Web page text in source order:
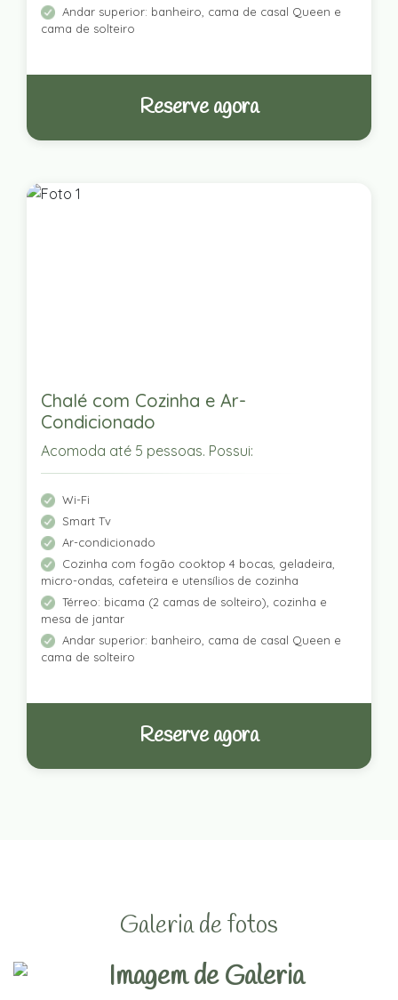
Andar superior: banheiro, cama de casal Queen e
cama de solteiro
Reserve agora
Chalé com Cozinha e Ar-
Condicionado
Acomoda até 5 pessoas. Possui:
Wi-Fi
Smart Tv
Ar-condicionado
Cozinha com fogão cooktop 4 bocas, geladeira,
micro-ondas, cafeteira e utensílios de cozinha
Térreo: bicama (2 camas de solteiro), cozinha e
mesa de jantar
Andar superior: banheiro, cama de casal Queen e
cama de solteiro
Reserve agora
Galeria de fotos